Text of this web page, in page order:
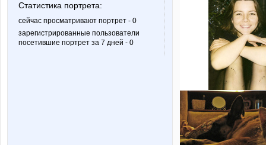
Статистика портрета:
сейчас просматривают портрет - 0
зарегистрированные пользователи
посетившие портрет за 7 дней - 0